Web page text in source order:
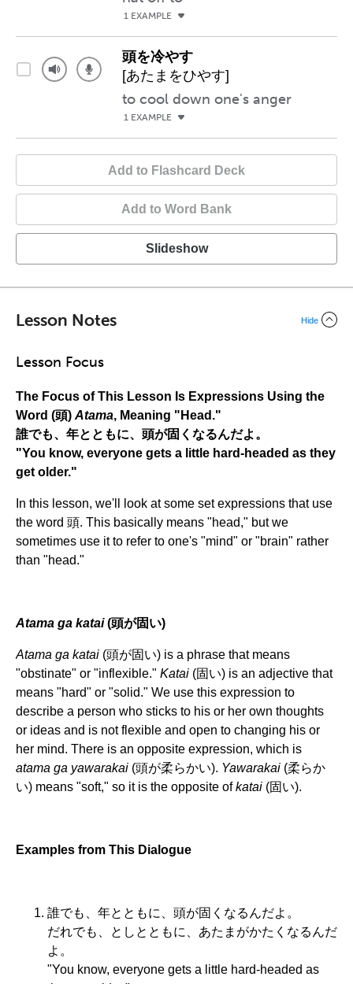
1 EXAMPLE
頭を冷やす
[あたまをひやす]
to cool down one's anger
1 EXAMPLE
Add to Flashcard Deck
Add to Word Bank
Slideshow
Lesson Notes Hide
Lesson Focus
The Focus of This Lesson Is Expressions Using the
Word (頭) Atama, Meaning "Head."
誰でも、年とともに、頭が固くなるんだよ。
"You know, everyone gets a little hard-headed as they
get older."
In this lesson, we'll look at some set expressions that use
the word 頭. This basically means "head," but we
sometimes use it to refer to one's "mind" or "brain" rather
than "head."
Atama ga katai(頭が固い)
Atama ga katai (頭が固い) is a phrase that means
"obstinate" or "inflexible." Katai (固い) is an adjective that
means "hard" or "solid." We use this expression to
describe a person who sticks to his or her own thoughts
or ideas and is not flexible and open to changing his or
her mind. There is an opposite expression, which is
atama ga yawarakai (頭が柔らかい). Yawarakai (柔らか
い) means "soft," so it is the opposite ofkatai (固い).
Examples from This Dialogue
誰でも、年とともに、頭が固くなるんだよ。
だれでも、としとともに、あたまがかたくなるんだ
よ。
"You know, everyone gets a little hard-headed as